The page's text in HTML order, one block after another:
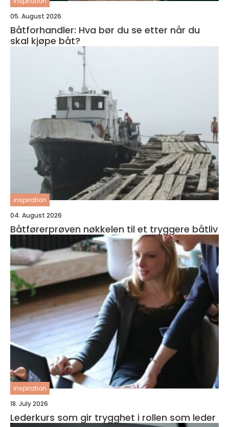
05. August 2026
Båtforhandler: Hva bør du se etter når du
skal kjøpe båt?
inspiration
04. August 2026
Båtførerprøven nøkkelen til et tryggere båtliv
inspiration
18. July 2026
Lederkurs som gir trygghet i rollen som leder